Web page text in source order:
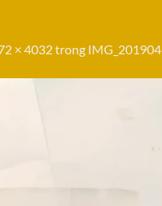
× 4032trong